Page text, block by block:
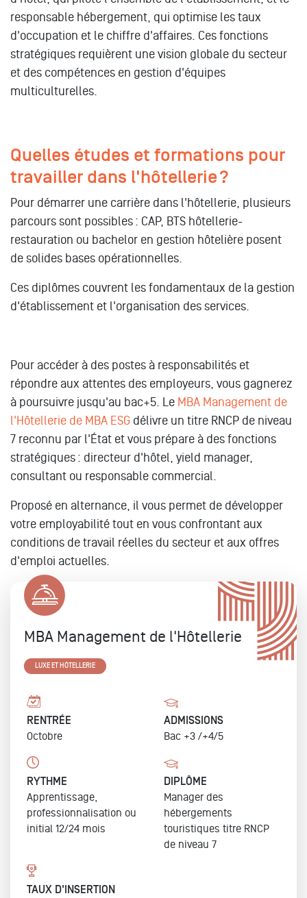
responsable hébergement, qui optimise les taux
d'occupation et le chiffre d'affaires. Ces fonctions
stratégiques requièrent une vision globale du secteur
et des compétences en gestion d'équipes
multiculturelles.
Quelles études et formations pour
travailler dans l'hôtellerie ?
Pour démarrer une carrière dans l'hôtellerie, plusieurs
parcours sont possibles : CAP, BTS hôtellerie-
restauration ou bachelor en gestion hôtelière posent
de solides bases opérationnelles.
Ces diplômes couvrent les fondamentaux de la gestion
d'établissement et l'organisation des services.
Pour accéder à des postes à responsabilités et
répondre aux attentes des employeurs, vous gagnerez
à poursuivre jusqu'au bac+5. Le MBA Management de
l'Hôtellerie de MBA ESG délivre un titre RNCP de niveau
7 reconnu par l'État et vous prépare à des fonctions
stratégiques : directeur d'hôtel, yield manager,
consultant ou responsable commercial.
Proposé en alternance, il vous permet de développer
votre employabilité tout en vous confrontant aux
conditions de travail réelles du secteur et aux offres
d'emploi actuelles.
MBA Management de l'Hôtellerie
LUXE ET HÔTELLERIE
RENTRÉE
Octobre
ADMISSIONS
Bac +3 /+4/5
RYTHME
Apprentissage,
professionnalisation ou
initial 12/24 mois
DIPLÔME
Manager des
hébergements
touristiques titre RNCP
de niveau 7
TAUX D'INSERTION